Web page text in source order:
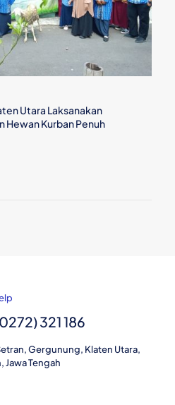
Utara Laksanakan
Hewan Kurban Penuh
321 186
Gergunung, Klaten Utara,
Jawa Tengah